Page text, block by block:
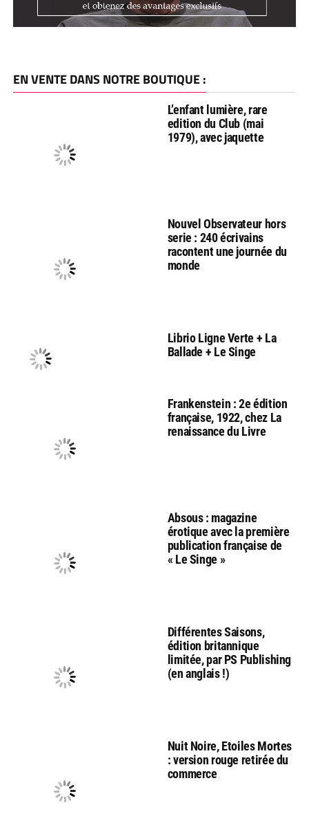
EN VENTE DANS NOTRE BOUTIQUE :
L’enfant lumière, rare
edition du Club (mai
1979), avec jaquette
Nouvel Observateur hors
serie : 240 écrivains
racontent une journée du
monde
Librio Ligne Verte + La
Ballade + Le Singe
Frankenstein : 2e édition
française, 1922, chez La
renaissance du Livre
Absous : magazine
érotique avec la première
publication française de
« Le Singe »
Différentes Saisons,
édition britannique
limitée, par PS Publishing
(en anglais !)
Nuit Noire, Etoiles Mortes
: version rouge retirée du
commerce